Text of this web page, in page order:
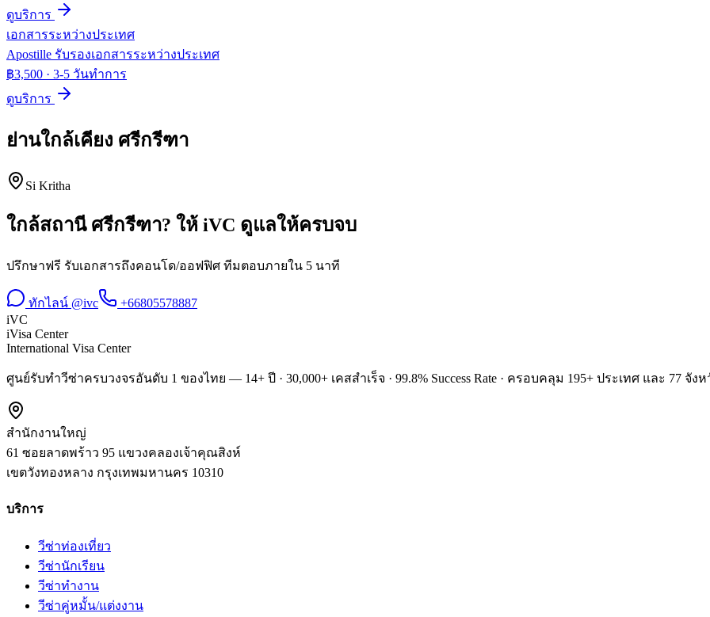
ดูบริการ
เอกสารระหว่างประเทศ
Apostille รับรองเอกสารระหว่างประเทศ
฿3,500 · 3-5 วันทำการ
ดูบริการ
ย่านใกล้เคียง ศรีกรีฑา
Si Kritha
ใกล้สถานี ศรีกรีฑา? ให้ iVC ดูแลให้ครบจบ
ปรึกษาฟรี รับเอกสารถึงคอนโด/ออฟฟิศ ทีมตอบภายใน 5 นาที
ทักไลน์ @ivc
+66805578887
iVC
iVisa Center
International Visa Center
ศูนย์รับทำวีซ่าครบวงจรอันดับ 1 ของไทย — 14+ ปี · 30,000+ เคสสำเร็จ · 99.8% Success Rate · ครอบคลุม 195+ ประเทศ และ 77 จัง
สำนักงานใหญ่
61 ซอยลาดพร้าว 95 แขวงคลองเจ้าคุณสิงห์
เขตวังทองหลาง กรุงเทพมหานคร 10310
บริการ
วีซ่าท่องเที่ยว
วีซ่านักเรียน
วีซ่าทำงาน
วีซ่าคู่หมั้น/แต่งงาน